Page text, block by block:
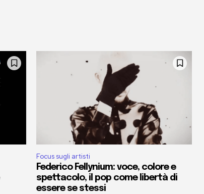
Focus sugli artisti
Federico Fellynium: voce, colore e
spettacolo, il pop come libertà di
essere se stessi